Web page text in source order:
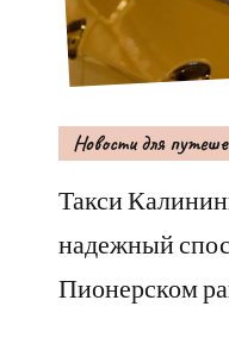
Новости для
Такси
надежный
Пионерском